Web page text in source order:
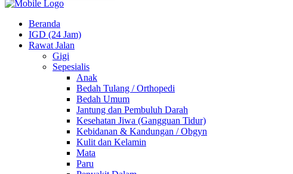
Beranda
IGD (24 Jam)
Rawat Jalan
Gigi
Sepesialis
Anak
Bedah Tulang / Orthopedi
Bedah Umum
Jantung dan Pembuluh Darah
Kesehatan Jiwa (Gangguan Tidur)
Kebidanan & Kandungan / Obgyn
Kulit dan Kelamin
Mata
Paru